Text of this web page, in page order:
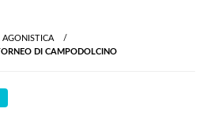
AGONISTICA
DI CAMPODOLCINO